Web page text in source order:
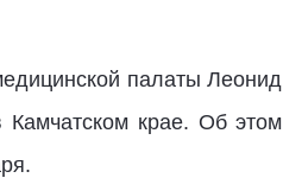
палаты Леонид
Камчатском крае. Об этом